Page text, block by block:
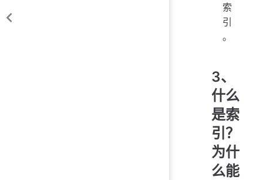
索
引
。
3、
什么
是索
引？
为什
么能